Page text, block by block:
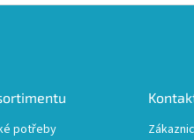
potřeby